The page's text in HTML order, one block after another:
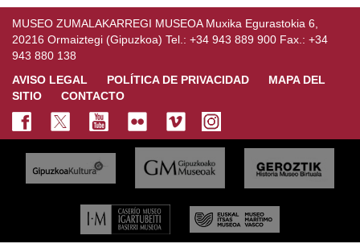
MUSEO ZUMALAKARREGI MUSEOA Muxika Egurastokia 6,
20216 Ormaiztegi (Gipuzkoa) Tel.: +34 943 889 900 Fax.: +34
943 880 138
AVISO LEGAL
POLÍTICA DE PRIVACIDAD
MAPA DEL
SITIO
CONTACTO